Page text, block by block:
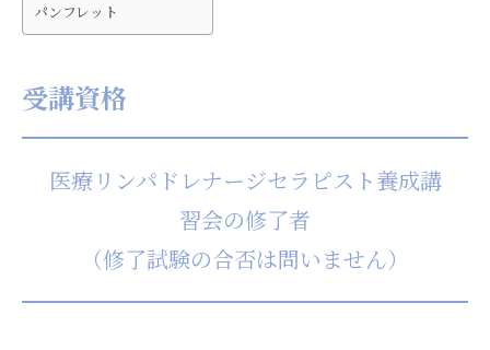
パンフレット
受講資格
医療リンパドレナージセラピスト養成講
習会の修了者
（修了試験の合否は問いません）